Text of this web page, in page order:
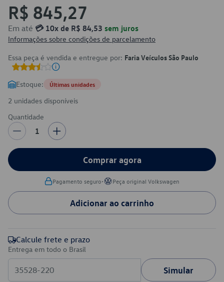
R$ 845,27
Em até 💳 10x de R$ 84,53 sem juros
Informações sobre condições de parcelamento
Essa peça é vendida e entregue por: Faria Veículos São Paulo
Estoque: Últimas unidades
2 unidades disponíveis
Quantidade
1
Comprar agora
Pagamento seguro• Peça original Volkswagen
Adicionar ao carrinho
Calcule frete e prazo
Entrega em todo o Brasil
Simular